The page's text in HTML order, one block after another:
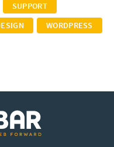
SUPPORT
WORDPRESS